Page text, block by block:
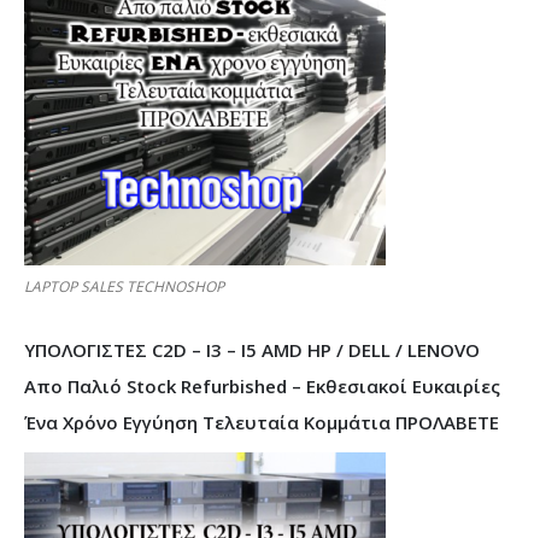
LAPTOP SALES TECHNOSHOP
ΥΠΟΛΟΓΙΣΤΕΣ C2D – I3 – I5 AMD HP / DELL / LENOVO
Απο Παλιό Stock Refurbished – Εκθεσιακοί Ευκαιρίες
Ένα Χρόνο Εγγύηση Τελευταία Κομμάτια ΠΡΟΛΑΒΕΤΕ